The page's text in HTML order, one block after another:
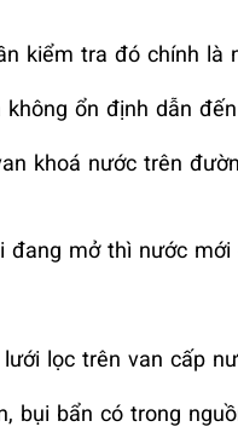
kiểm tra đó chính là
không ổn định dẫn
khoá nước trên
mở thì nước
lọc trên van cấp
bụi bẩn có trong